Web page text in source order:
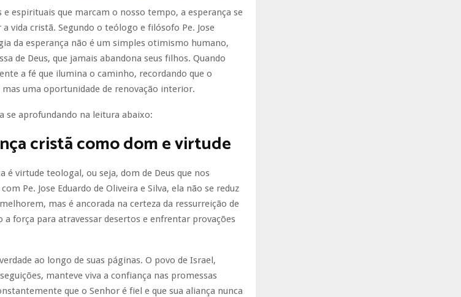
e espirituais que marcam o nosso tempo, a esperança se
vida cristã. Segundo o teólogo e filósofo Pe. Jose
da esperança não é um simples otimismo humano,
de Deus, que jamais abandona seus filhos. Quando
a fé que ilumina o caminho, recordando que o
uma oportunidade de renovação interior.
se aprofundando na leitura abaixo:
cristã como dom e virtude
é virtude teologal, ou seja, dom de Deus que nos
Pe. Jose Eduardo de Oliveira e Silva, ela não se reduz
mas é ancorada na certeza da ressurreição de
a força para atravessar desertos e enfrentar provações
ao longo de suas páginas. O povo de Israel,
manteve viva a confiança nas promessas
que o Senhor é fiel e que sua aliança nunca